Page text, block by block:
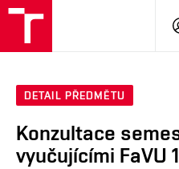
DETAIL PŘEDMĚTU
Konzultace
vyučujícími FaVU 1